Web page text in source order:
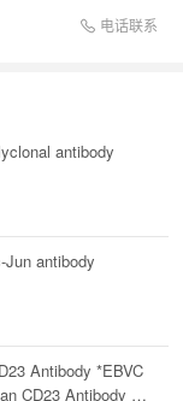
电话联系
antibody
antibody
Antibody *EBVC
CD23 Antibody *E